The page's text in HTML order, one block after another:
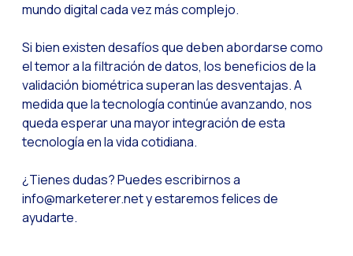
¿Conoces el
Aumentando la
¡Prueba Gratuita!
mundo digital cada vez más complejo.
Si bien existen desafíos que deben abordarse como
el temor a la filtración de datos, los beneficios de la
validación biométrica superan las desventajas. A
medida que la tecnología continúe avanzando, nos
queda esperar una mayor integración de esta
tecnología en la vida cotidiana.
¿Tienes dudas? Puedes escribirnos a
info@marketerer.net y estaremos felices de
ayudarte.